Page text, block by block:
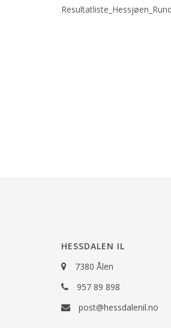
HESSDALEN IL
7380 Ålen
957 89 898
post@hessdalenil.no